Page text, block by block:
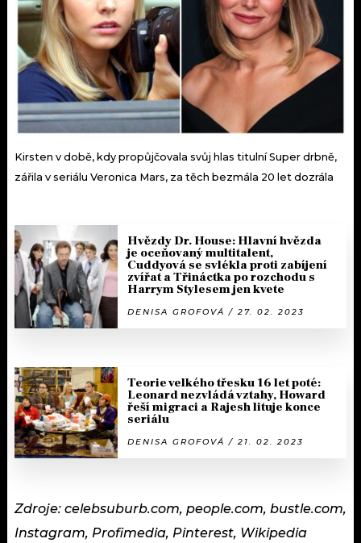
Kirsten v době, kdy propůjčovala svůj hlas titulní Super drbně,
zářila v seriálu Veronica Mars, za těch bezmála 20 let dozrála
Hvězdy Dr. House: Hlavní hvězda
je oceňovaný multitalent,
Cuddyová se svlékla proti zabíjení
zvířat a Třináctka po rozchodu s
Harrym Stylesem jen kvete
DENISA GROFOVÁ / 27. 02. 2023
Teorie velkého třesku 16 let poté:
Leonard nezvládá vztahy, Howard
řeší migraci a Rajesh lituje konce
seriálu
DENISA GROFOVÁ / 21. 02. 2023
Zdroje: celebsuburb.com, people.com, bustle.com,
Instagram, Profimedia, Pinterest, Wikipedia